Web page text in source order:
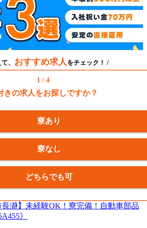
、 おすすめ求人 をチェック！ /
1 / 4
きの求人をお探しですか？
寮あり
寮なし
どちらでも可